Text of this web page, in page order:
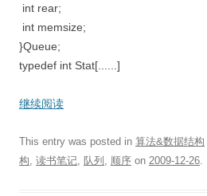
int rear;
int memsize;
}Queue;
typedef int Stat[......]
继续阅读
This entry was posted in 算法&数据结构
构, 读书笔记, 队列 , 顺序 on 2009-12-26.